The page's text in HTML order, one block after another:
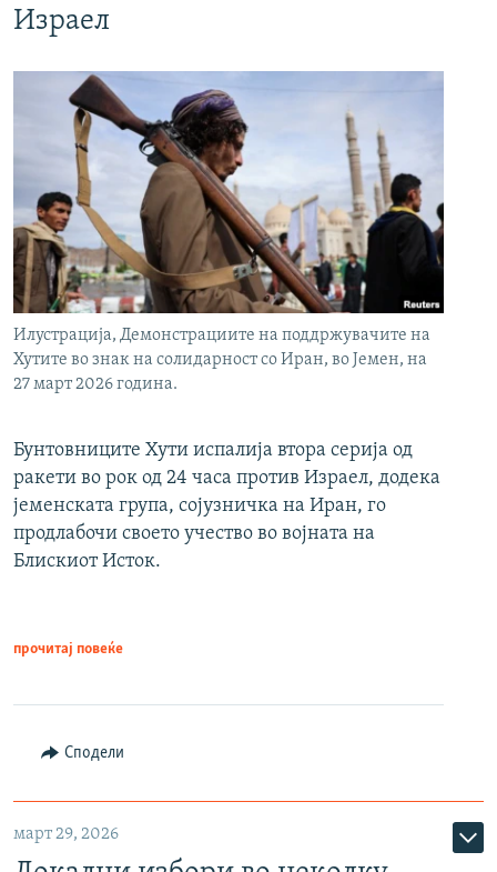
Израел
Илустрација, Демонстрациите на поддржувачите на
Хутите во знак на солидарност со Иран, во Јемен, на
27 март 2026 година.
Бунтовниците Хути испалија втора серија од
ракети во рок од 24 часа против Израел, додека
јеменската група, сојузничка на Иран, го
продлабочи своето учество во војната на
Блискиот Исток.
прочитај повеќе
Сподели
март 29, 2026